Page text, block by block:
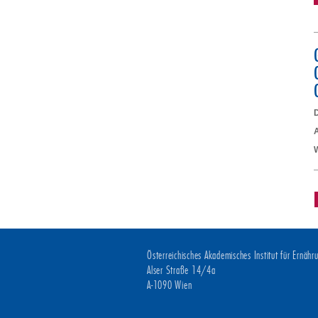
Österreichisches Akademisches Institut für
Alser Straße 14/4a
A-1090 Wien